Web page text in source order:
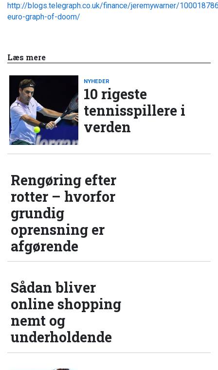
http://blogs.telegraph.co.uk/finance/jeremywarner/
euro-graph-of-doom/
Læs mere
NYHEDER
10 rigeste
tennisspillere i
verden
Rengøring efter
rotter – hvorfor
grundig
oprensning er
afgørende
Sådan bliver
online shopping
nemt og
underholdende